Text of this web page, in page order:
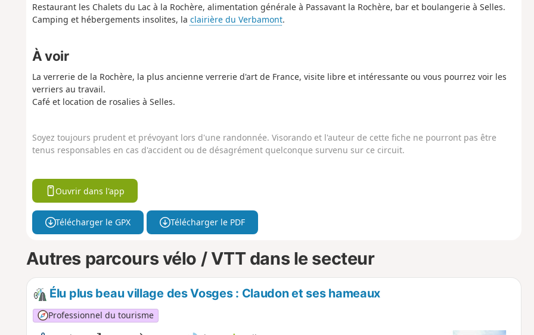
Restaurant les Chalets du Lac à la Rochère, alimentation générale à Passavant la Rochère, bar et boulangerie à Selles.
Camping et hébergements insolites, la clairière du Verbamont.
À voir
La verrerie de la Rochère, la plus ancienne verrerie d'art de France, visite libre et intéressante ou vous pourrez voir les
verriers au travail.
Café et location de rosalies à Selles.
Soyez toujours prudent et prévoyant lors d'une randonnée. Visorando et l'auteur de cette fiche ne pourront pas être
tenus responsables en cas d'accident ou de désagrément quelconque survenu sur ce circuit.
Ouvrir dans l'app
Télécharger le GPX Télécharger le PDF
Autres parcours vélo / VTT dans le secteur
Élu plus beau village des Vosges : Claudon et ses hameaux
Professionnel du tourisme